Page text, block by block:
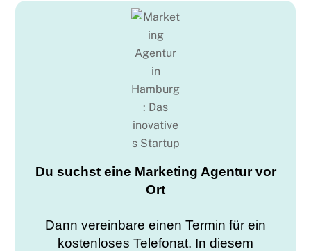
Du suchst eine Marketing Agentur vor
Ort
Dann vereinbare einen Termin für ein
kostenloses Telefonat. In diesem